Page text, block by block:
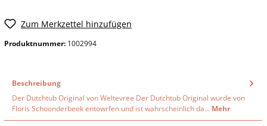
Zum Merkzettel hinzufügen
Produktnummer: 1002994
Beschreibung
Der Dutchtub Original von Weltevree Der Dutchtub Original wurde von
Floris Schoonderbeek entowrfen und ist wahrscheinlich da… Mehr